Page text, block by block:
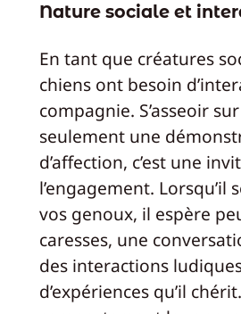
Nature sociale et
En tant que créatures
chiens ont besoin
compagnie. S’asseoir
seulement une
d’affection, c’est une
l’engagement. Lorsqu’il
vos genoux, il espère
caresses, une
des interactions
d’expériences qu’il